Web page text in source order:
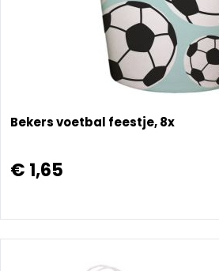
Bekers voetbal feestje, 8x
€ 1,65